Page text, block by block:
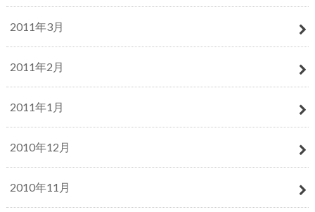
2011年3月
2011年2月
2011年1月
2010年12月
2010年11月